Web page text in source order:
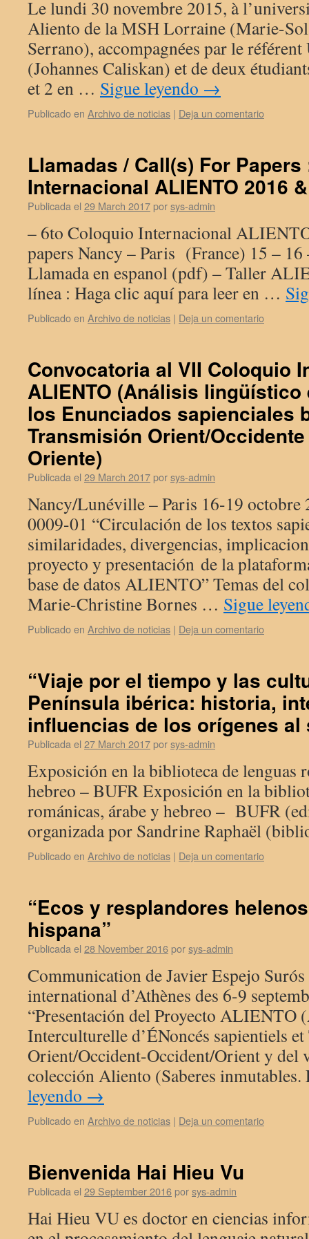
Le lundi 30 novembre 2015, à
Aliento de la MSH Lorraine (Marie-
Serrano), accompagnées par le
(Johannes Caliskan) et de deux
et 2 en … Sigue leyendo →
Publicado en Archivo de noticias | Deja un comentario
Llamadas / Call(s) For
Internacional ALIENTO 2016
Publicada el 29 March 2017porsys-admin
– 6to Coloquio Internacional
papers Nancy – Paris (France) 15 – 16
Llamada en espanol (pdf) – Taller
línea : Haga clic aquí para leer en …
Publicado en Archivo de noticias | Deja un comentario
Convocatoria al VII Coloquio
ALIENTO (Análisis
los Enunciados sapienciales
Transmisión Orient/
Oriente)
Publicada el 29 March 2017porsys-admin
Nancy/Lunéville – Paris 16-19
0009-01 “Circulación de los textos
similaridades, divergencias,
proyecto y presentación de la
base de datos ALIENTO” Temas del
Marie-Christine Bornes … Sigue
Publicado en Archivo de noticias | Deja un comentario
“Viaje por el tiempo y las
Península ibérica: historia,
influencias de los orígenes al
Publicada el 27 March 2017porsys-admin
Exposición en la biblioteca de lenguas
hebreo – BUFR Exposición en la
románicas, árabe y hebreo – BUFR
organizada por Sandrine Raphaël
Publicado en Archivo de noticias | Deja un comentario
“Ecos y resplandores
hispana”
Publicada el 28 November 2016porsys-admin
Communication de Javier Espejo Surós
international d’Athènes des 6-9
“Presentación del Proyecto ALIENTO
Interculturelle d’ÉNoncés sapientiels
Orient/Occident-Occident/Orient y del
colección Aliento (Saberes
leyendo →
Publicado en Archivo de noticias | Deja un comentario
Bienvenida Hai Hieu Vu
Publicada el 29 September 2016porsys-admin
Hai Hieu VU es doctor en ciencias